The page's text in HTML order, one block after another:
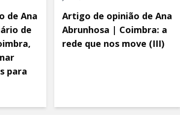
de Ana
de
para
Artigo de opinião de Ana
Abrunhosa | Coimbra: a
rede que nos move (III)